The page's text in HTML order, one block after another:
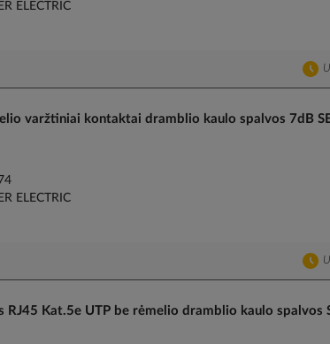
ELECTRIC
varžtiniai kontaktai dramblio kaulo spalvos 7dB
ELECTRIC
Kat.5e UTP be rėmelio dramblio kaulo spalvos